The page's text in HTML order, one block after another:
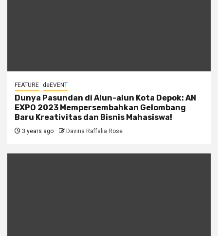
FEATURE deEVENT
Dunya Pasundan di Alun-alun Kota Depok: AN
EXPO 2023 Mempersembahkan Gelombang
Baru Kreativitas dan Bisnis Mahasiswa!
3 years ago Davina Raffalia Rose